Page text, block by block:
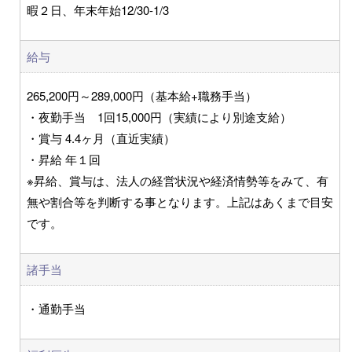
暇２日、年末年始12/30-1/3
給与
265,200円～289,000円（基本給+職務手当）
・夜勤手当 1回15,000円（実績により別途支給）
・賞与 4.4ヶ月（直近実績）
・昇給 年１回
※昇給、賞与は、法人の経営状況や経済情勢等をみて、有
無や割合等を判断する事となります。上記はあくまで目安
です。
諸手当
・通勤手当